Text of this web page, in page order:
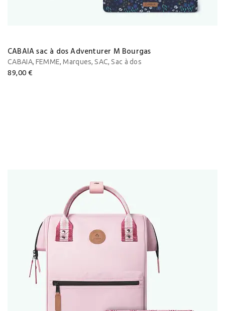
CABAIA sac à dos Adventurer M Bourgas
CABAIA, FEMME,Marques,SAC,Sac à dos
89,00 €